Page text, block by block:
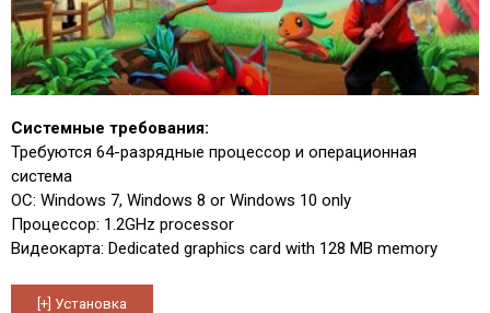
Системные требования:
Требуются 64-разрядные процессор и операционная
система
ОС: Windows 7, Windows 8 or Windows 10 only
Процессор: 1.2GHz processor
Видеокарта: Dedicated graphics card with 128 MB memory